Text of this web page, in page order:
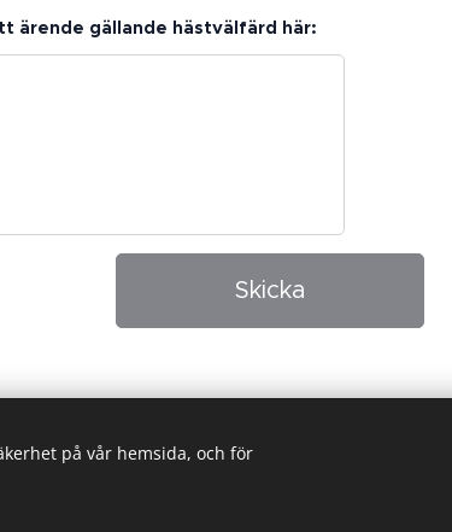
ärende gällande hästvälfärd här:
Skicka
på vår hemsida, och för